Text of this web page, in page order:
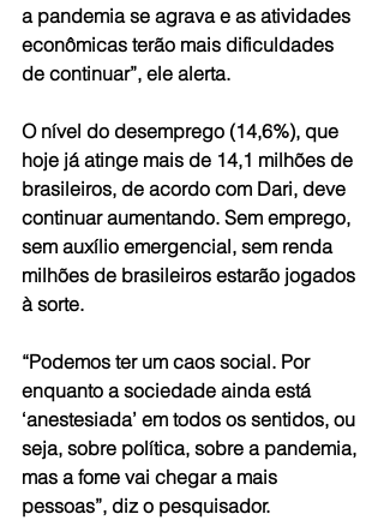
a pandemia se agrava e as atividades
econômicas terão mais dificuldades
de continuar”, ele alerta.
O nível do desemprego (14,6%), que
hoje já atinge mais de 14,1 milhões de
brasileiros, de acordo com Dari, deve
continuar aumentando. Sem emprego,
sem auxílio emergencial, sem renda
milhões de brasileiros estarão jogados
à sorte.
“Podemos ter um caos social. Por
enquanto a sociedade ainda está
‘anestesiada’ em todos os sentidos, ou
seja, sobre política, sobre a pandemia,
mas a fome vai chegar a mais
pessoas”, diz o pesquisador.